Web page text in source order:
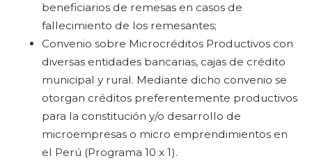
beneficiarios de remesas en casos de
fallecimiento de los remesantes;
Convenio sobre Microcréditos Productivos con
diversas entidades bancarias, cajas de crédito
municipal y rural. Mediante dicho convenio se
otorgan créditos preferentemente productivos
para la constitución y/o desarrollo de
microempresas o micro emprendimientos en
el Perú (Programa 10 x 1).